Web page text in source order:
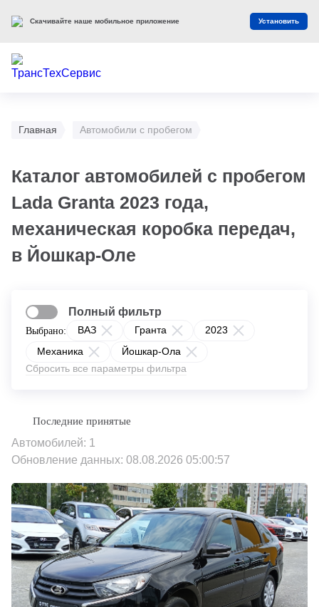
Главная Автомобили с пробегом
Каталог автомобилей с пробегом
Lada Granta 2023 года,
механическая коробка передач,
в Йошкар-Оле
Выбрано: ВАЗ Гранта
2023
Механика
Йошкар-Ола
Сбросить все параметры фильтра
Полный фильтр
Автомобилей: 1
Обновление данных: 08.08.2026 05:00:57
Скачивайте наше мобильное приложение Установить